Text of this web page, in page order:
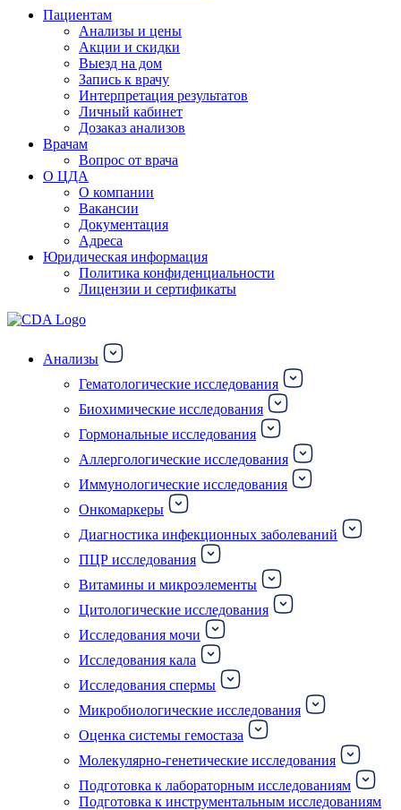
Пациентам
Анализы и цены
Акции и скидки
Выезд на дом
Запись к врачу
Интерпретация результатов
Личный кабинет
Дозаказ анализов
Врачам
Вопрос от врача
О ЦДА
О компании
Вакансии
Документация
Адреса
Юридическая информация
Политика конфиденциальности
Лицензии и сертификаты
Анализы
Гематологические исследования
Биохимические исследования
Гормональные исследования
Аллергологические исследования
Иммунологические исследования
Онкомаркеры
Диагностика инфекционных заболеваний
ПЦР исследования
Витамины и микроэлементы
Цитологические исследования
Исследования мочи
Исследования кала
Исследования спермы
Микробиологические исследования
Оценка системы гемостаза
Молекулярно-генетические исследования
Подготовка к лабораторным исследованиям
Подготовка к инструментальным исследованиям